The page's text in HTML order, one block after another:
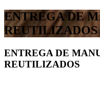
ENTREGA DE
REUTILIZADOS
ENTREGA DE
REUTILIZADOS